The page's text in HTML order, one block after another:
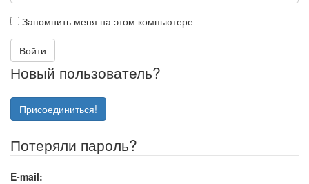
Запомнить меня на этом компьютере
Войти
Новый пользователь?
Присоединиться!
Потеряли пароль?
E-mail: